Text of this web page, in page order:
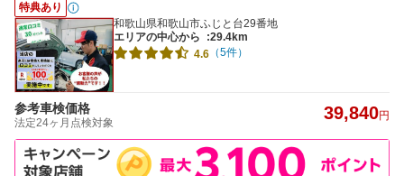
特典あり
和歌山県和歌山市ふじと台29番地
エリアの中心から
:29.4km
4.6 （5件）
参考車検価格
法定24ヶ月点検対象 39,840円